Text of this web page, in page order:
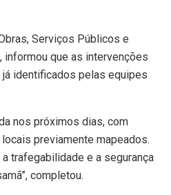
Serviços Públicos e
informou que as intervenções
identificados pelas equipes
nos próximos dias, com
previamente mapeados.
trafegabilidade e a segurança
completou.